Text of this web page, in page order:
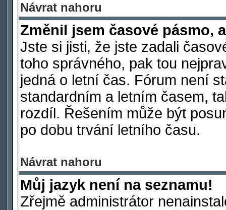
Návrat nahoru
Změnil jsem časové pásmo,
Jste si jisti, že jste zadali
toho správného, pak tou
jedná o letní čas. Fórum není
standardním a letním časem,
rozdíl. Řešením může být
po dobu trvání letního času.
Návrat nahoru
Můj jazyk není na seznamu!
Zřejmě administrátor